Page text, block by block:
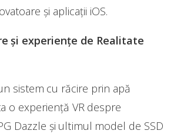
și aplicații iOS.
și experiențe de Realitate
sistem cu răcire prin apă
o experiență VR despre
Dazzle și ultimul model de SSD